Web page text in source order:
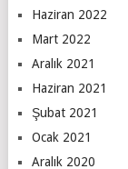
Haziran 2022
Mart 2022
Aralık 2021
Haziran 2021
Şubat 2021
Ocak 2021
Aralık 2020